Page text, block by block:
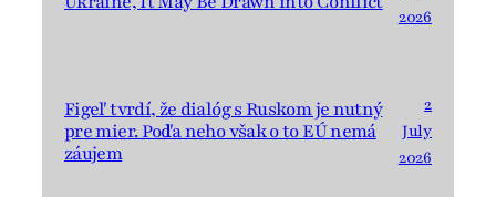
2026
Figeľ tvrdí, že dialóg s Ruskom je nutný
pre mier. Podľa neho však o to EÚ nemá
záujem
2
July
2026